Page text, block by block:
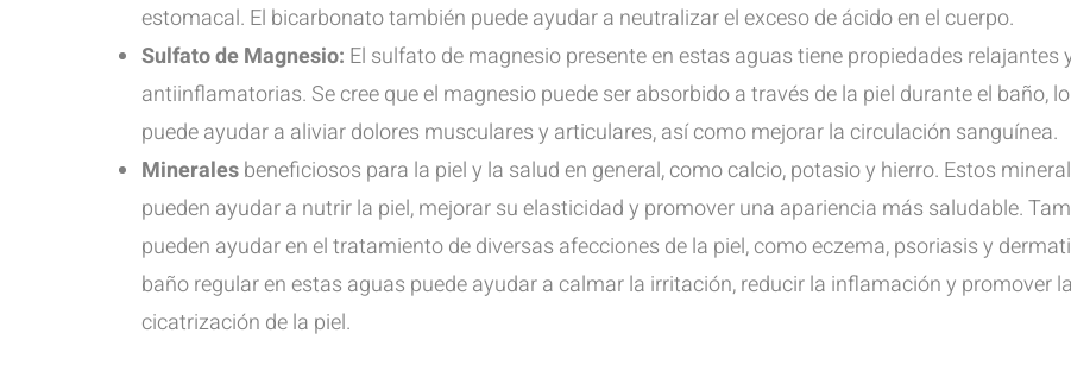
estomacal. El bicarbonato también puede ayudar a neutralizar el exceso de ácido en el cuerpo.
Sulfato de Magnesio: El sulfato de magnesio presente en estas aguas tiene propiedades relajantes
antiinflamatorias. Se cree que el magnesio puede ser absorbido a través de la piel durante el baño,
puede ayudar a aliviar dolores musculares y articulares, así como mejorar la circulación sanguínea.
Mineralesbeneficiosos para la piel y la salud en general, como calcio, potasio y hierro. Estos
pueden ayudar a nutrir la piel, mejorar su elasticidad y promover una apariencia más saludable.
pueden ayudar en el tratamiento de diversas afecciones de la piel, como eczema, psoriasis y
baño regular en estas aguas puede ayudar a calmar la irritación, reducir la inflamación y promover la
cicatrización de la piel.